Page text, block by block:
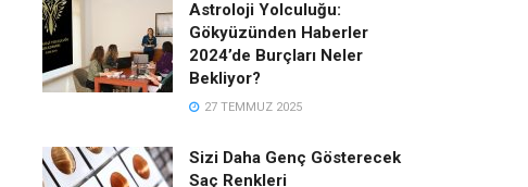
Astroloji Yolculuğu:
Gökyüzünden Haberler
2024’de Burçları Neler
Bekliyor?
27 TEMMUZ 2025
Sizi Daha Genç Gösterecek
Saç Renkleri